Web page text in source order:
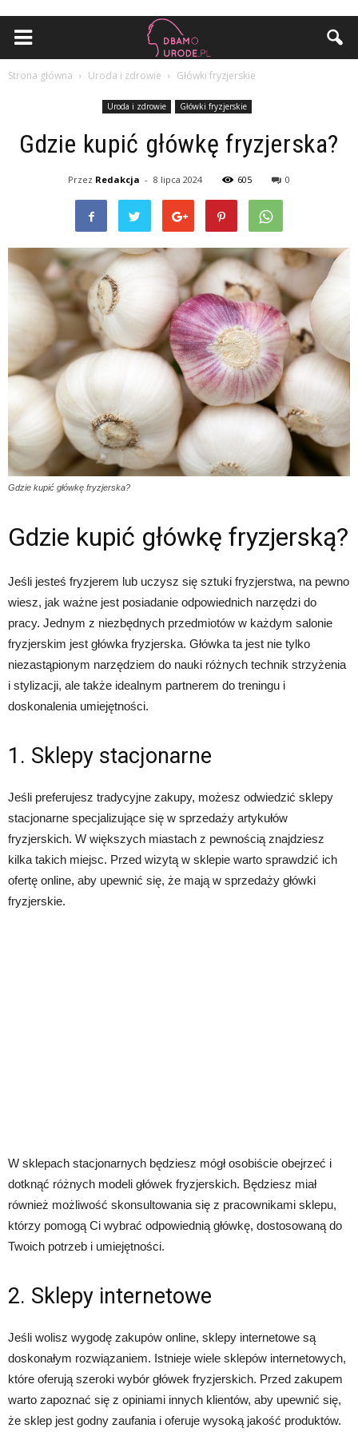
Strona główna Uroda i zdrowie Główki fryzjerskie
Uroda i zdrowie Główki fryzjerskie
Gdzie kupić główkę fryzjerska?
Przez Redakcja - 8 lipca 2024 605 0
Gdzie kupić główkę fryzjerska?
Gdzie kupić główkę fryzjerską?
Jeśli jesteś fryzjerem lub uczysz się sztuki fryzjerstwa, na pewno
wiesz, jak ważne jest posiadanie odpowiednich narzędzi do
pracy. Jednym z niezbędnych przedmiotów w każdym salonie
fryzjerskim jest główka fryzjerska. Główka ta jest nie tylko
niezastąpionym narzędziem do nauki różnych technik strzyżenia
i stylizacji, ale także idealnym partnerem do treningu i
doskonalenia umiejętności.
1. Sklepy stacjonarne
Jeśli preferujesz tradycyjne zakupy, możesz odwiedzić sklepy
stacjonarne specjalizujące się w sprzedaży artykułów
fryzjerskich. W większych miastach z pewnością znajdziesz
kilka takich miejsc. Przed wizytą w sklepie warto sprawdzić ich
ofertę online, aby upewnić się, że mają w sprzedaży główki
fryzjerskie.
W sklepach stacjonarnych będziesz mógł osobiście obejrzeć i
dotknąć różnych modeli główek fryzjerskich. Będziesz miał
również możliwość skonsultowania się z pracownikami sklepu,
którzy pomogą Ci wybrać odpowiednią główkę, dostosowaną do
Twoich potrzeb i umiejętności.
2. Sklepy internetowe
Jeśli wolisz wygodę zakupów online, sklepy internetowe są
doskonałym rozwiązaniem. Istnieje wiele sklepów internetowych,
które oferują szeroki wybór główek fryzjerskich. Przed zakupem
warto zapoznać się z opiniami innych klientów, aby upewnić się,
że sklep jest godny zaufania i oferuje wysoką jakość produktów.